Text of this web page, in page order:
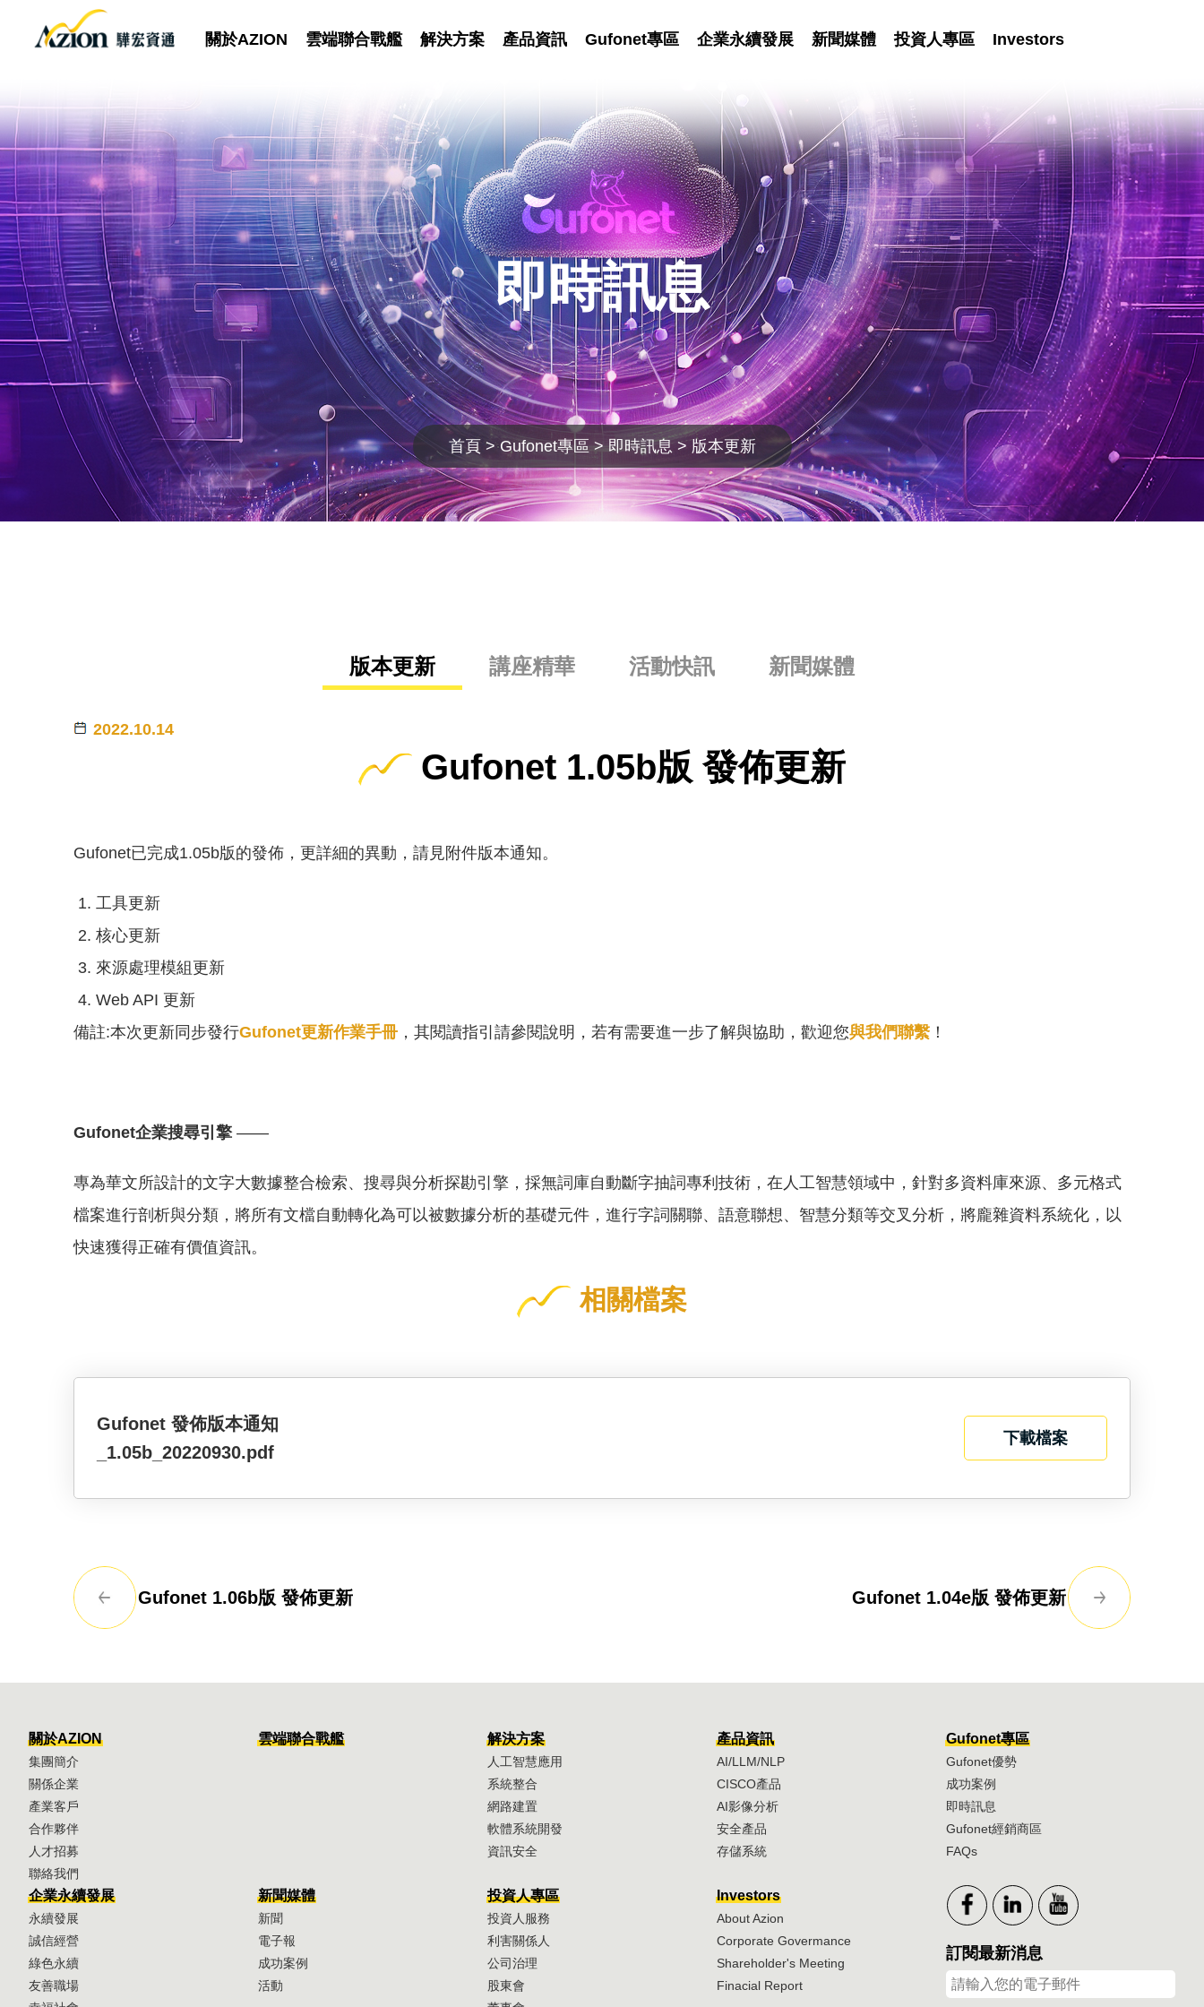
關於AZION 雲端聯合戰艦 解決方案 產品資訊 Gufonet專區 企業永續發展 新聞媒體 投資人專區 Investors
即時訊息
首頁 Gufonet專區 即時訊息 版本更新
版本更新 講座精華 活動快訊 新聞媒體
2022.10.14
Gufonet 1.05b版 發佈更新
Gufonet已完成1.05b版的發佈，更詳細的異動，請見附件版本通知。
工具更新
核心更新
來源處理模組更新
Web API 更新
備註:本次更新同步發行Gufonet更新作業手冊 ，其閱讀指引請參閱說明，若有需要進一步了解與協助，歡迎您與我們聯繫 ！
Gufonet企業搜尋引擎——
專為華文所設計的文字大數據整合檢索、搜尋與分析探勘引擎，採無詞庫自動斷字抽詞專利技術，在人工智慧領域中，針對多資料庫來源、多元格式
檔案進行剖析與分類，將所有文檔自動轉化為可以被數據分析的基礎元件，進行字詞關聯、語意聯想、智慧分類等交叉分析，將龐雜資料系統化，以
快速獲得正確有價值資訊。
相關檔案
Gufonet 發佈版本通知
_1.05b_20220930.pdf
下載檔案
Gufonet 1.06b版 發佈更新 Gufonet 1.04e版 發佈更新
關於AZION
集團簡介
關係企業
產業客戶
合作夥伴
人才招募
聯絡我們
雲端聯合戰艦 解決方案
人工智慧應用
系統整合
網路建置
軟體系統開發
資訊安全
產品資訊
AI/LLM/NLP
CISCO產品
AI影像分析
安全產品
存儲系統
Gufonet專區
Gufonet優勢
成功案例
即時訊息
Gufonet經銷商區
FAQs
企業永續發展
永續發展
誠信經營
綠色永續
友善職場
新聞媒體
新聞
電子報
成功案例
活動
投資人專區
投資人服務
利害關係人
公司治理
股東會
Investors
About Azion
Corporate Govermance
Shareholder's Meeting
Finacial Report
訂閱最新消息